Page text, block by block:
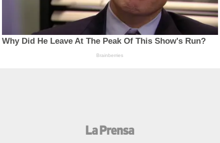
Why Did He Leave At The Peak Of This Show's Run?
Brainberries